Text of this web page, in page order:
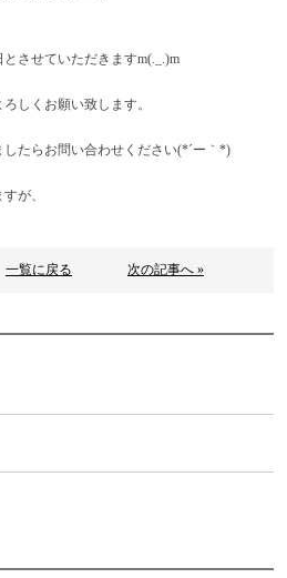
させていただきますm(._.)m
しくお願い致します。
たらお問い合わせください(*´ー｀*)
が、
一覧に戻る 次の記事へ »